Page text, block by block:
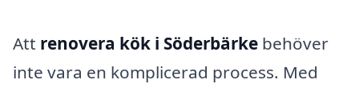
Att renovera kök i Söderbärke behöver
inte vara en komplicerad process. Med